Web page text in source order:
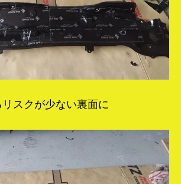
スクが少ない裏面に